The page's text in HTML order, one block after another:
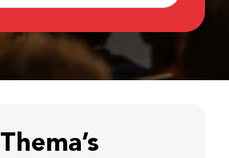
Thema’s